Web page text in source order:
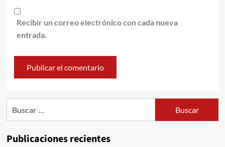
Recibir un correo electrónico con cada nueva
entrada.
Publicaciones recientes